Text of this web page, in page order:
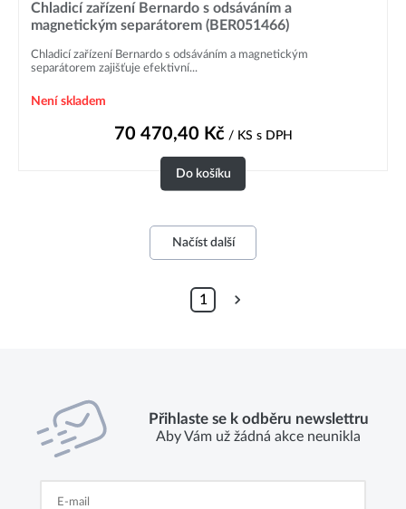
Chladicí zařízení Bernardo s odsáváním a
magnetickým separátorem (BER051466)
Chladicí zařízení Bernardo s odsáváním a magnetickým
separátorem zajišťuje efektivní...
Není skladem
70 470,40 Kč/ KS s DPH
Do košíku
Načíst další
1
Přihlaste se k odběru newslettru
Aby Vám už žádná akce neunikla